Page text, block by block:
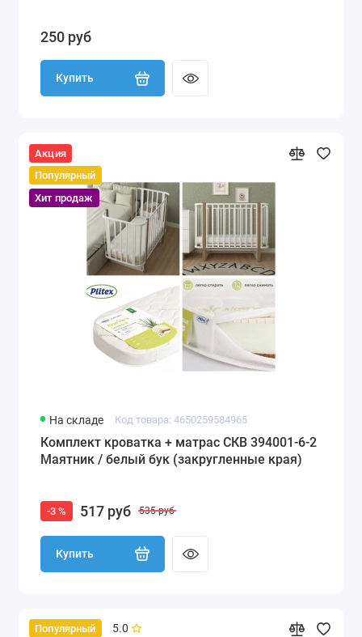
250 руб
Купить
Акция
Популярный
Хит продаж
На складе Код товара: 4650259584965
Комплект кроватка + матрас СКВ 394001-6-2
Маятник / белый бук (закругленные края)
-3 % 517 руб 535 руб
Купить
Популярный
5.0